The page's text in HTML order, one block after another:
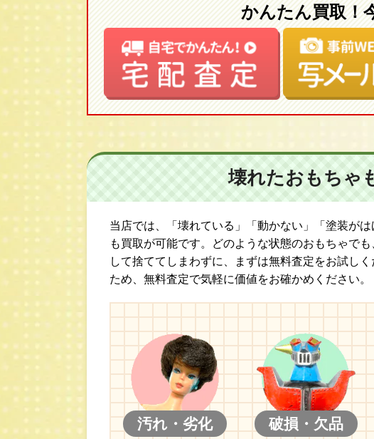
かんたん買取！
壊れたおもちゃ
当店では、「壊れている」「動かない」「塗装が
も買取が可能です。どのような状態のおもちゃで
して捨ててしまわずに、まずは無料査定をお試し
ため、無料査定で気軽に価値をお確かめください。
汚れ・劣化 破損・欠品